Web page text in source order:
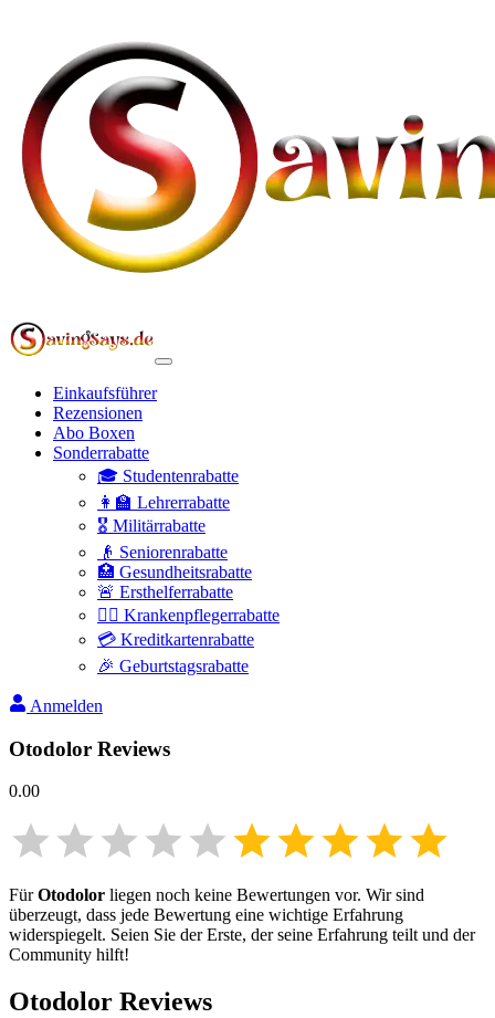
Einkaufsführer
Rezensionen
Abo Boxen
Sonderrabatte
🎓 Studentenrabatte
👩‍🏫 Lehrerrabatte
🎖️ Militärrabatte
👴 Seniorenrabatte
🏥 Gesundheitsrabatte
🚨 Ersthelferrabatte
👩‍⚕️ Krankenpflegerrabatte
💳 Kreditkartenrabatte
🎉 Geburtstagsrabatte
Anmelden
Otodolor Reviews
0.00
FürOtodolor liegen noch keine Bewertungen vor. Wir sind
überzeugt, dass jede Bewertung eine wichtige Erfahrung
widerspiegelt. Seien Sie der Erste, der seine Erfahrung teilt und der
Community hilft!
Otodolor Reviews